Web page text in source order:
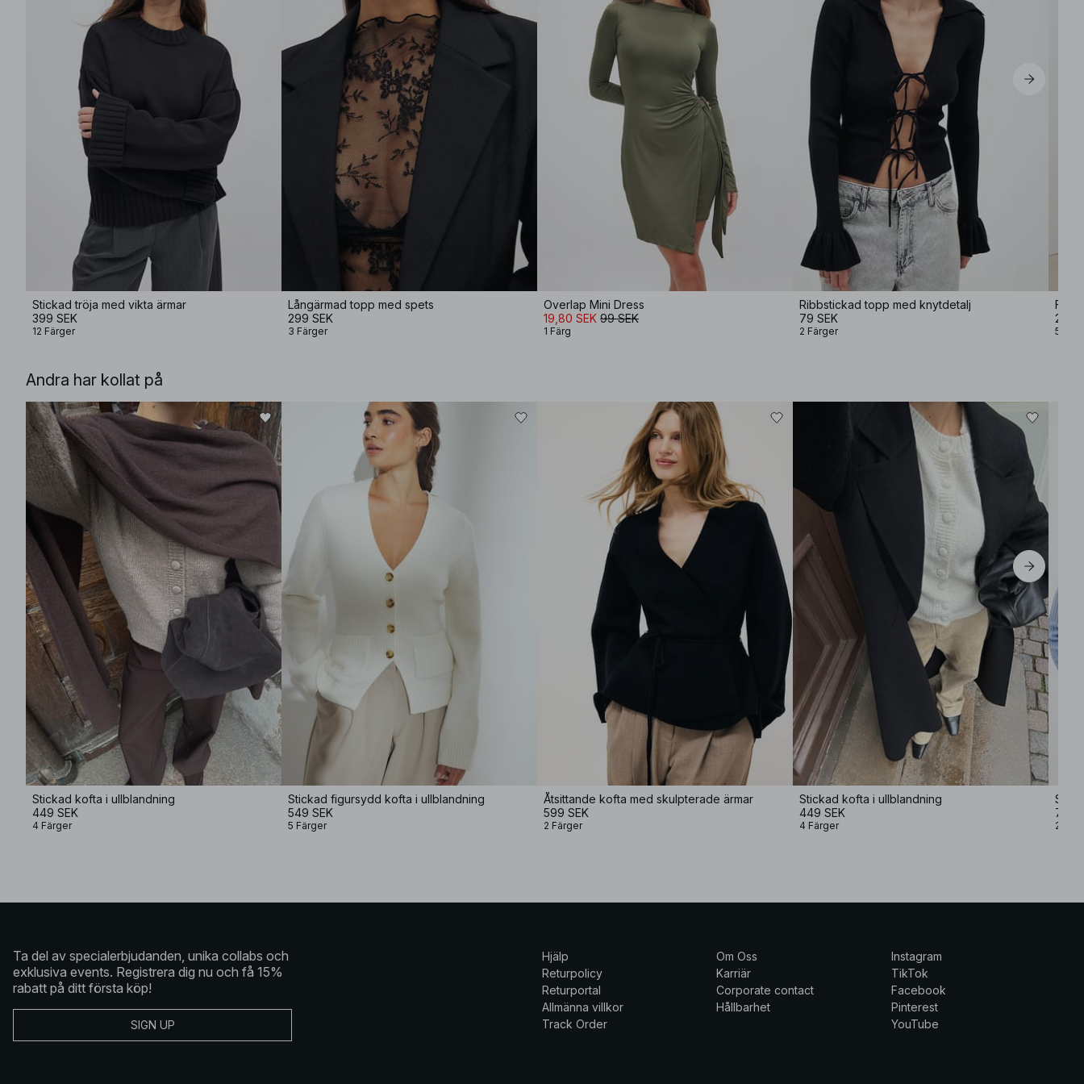
Stickad tröja med vikta ärmar
399 SEK
12 Färger
Långärmad topp med spets
299 SEK
3 Färger
Overlap Mini Dress
19,80 SEK 99 SEK
1 Färg
Ribbstickad topp med knytdetalj
79 SEK
2 Färger
249
5
Andra har kollat på
Stickad kofta i ullblandning
449 SEK
4 Färger
Stickad figursydd kofta i ullblandning
549 SEK
5 Färger
Åtsittande kofta med skulpterade ärmar
599 SEK
2 Färger
Stickad kofta i ullblandning
449 SEK
4 Färger
79
2
Ta del av specialerbjudanden, unika collabs och
exklusiva events. Registrera dig nu och få 15%
rabatt på ditt första köp!
SIGN UP
Hjälp
Returpolicy
Returportal
Allmänna villkor
Track Order
Om Oss
Karriär
Corporate contact
Hållbarhet
Instagram
TikTok
Facebook
Pinterest
YouTube